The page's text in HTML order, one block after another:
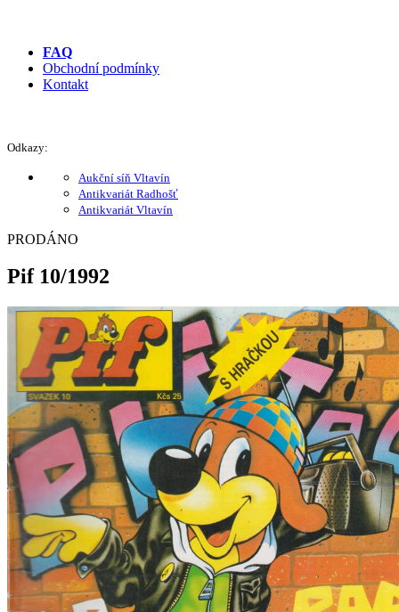
FAQ
Obchodní podmínky
Kontakt
Odkazy:
Aukční síň Vltavín
Antikvariát Radhošť
Antikvariát Vltavín
PRODÁNO
Pif 10/1992